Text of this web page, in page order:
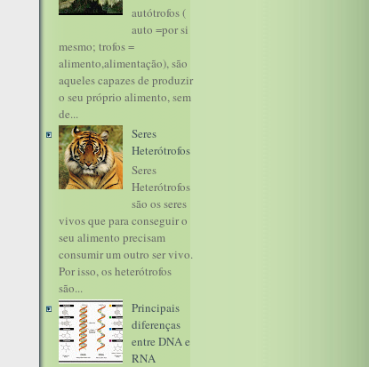
autótrofos (
auto =por si
mesmo; trofos =
alimento,alimentação), são
aqueles capazes de produzir
o seu próprio alimento, sem
de...
Seres
Heterótrofos
Seres
Heterótrofos
são os seres
vivos que para conseguir o
seu alimento precisam
consumir um outro ser vivo.
Por isso, os heterótrofos
são...
Principais
diferenças
entre DNA e
RNA